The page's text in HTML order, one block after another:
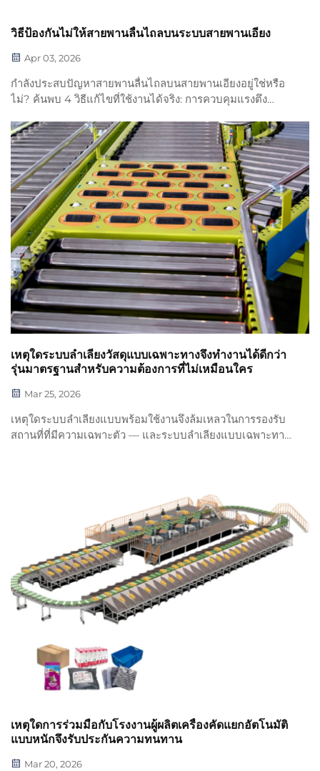
วิธีป้องกันไม่ให้สายพานลื่นไถลบนระบบสายพานเอียง
Apr 03, 2026
กำลังประสบปัญหาสายพานลื่นไถลบนสายพานเอียงอยู่ใช่หรือ
ไม่? ค้นพบ 4 วิธีแก้ไขที่ใช้งานได้จริง: การควบคุมแรงตึง
เคลือบผิวเซรามิก และการติดตั้งอุปกรณ์หยุดย้อนกลับของ
สายพาน ยุติเวลาหยุดทำงานทันที
เหตุใดระบบลำเลียงวัสดุแบบเฉพาะทางจึงทำงานได้ดีกว่า
รุ่นมาตรฐานสำหรับความต้องการที่ไม่เหมือนใคร
Mar 25, 2026
เหตุใดระบบลำเลียงแบบพร้อมใช้งานจึงล้มเหลวในการรองรับ
สถานที่ที่มีความเฉพาะตัว — และระบบลำเลียงแบบเฉพาะทาง
เหตุใดการร่วมมือกับโรงงานผู้ผลิตเครื่องคัดแยกอัตโนมัติ
แบบหนักจึงรับประกันความทนทาน
Mar 20, 2026